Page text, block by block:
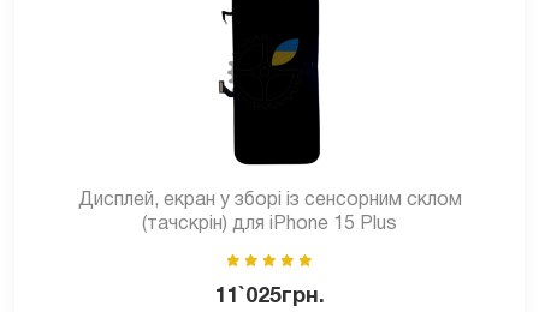
Дисплей, екран у зборі із сенсорним склом
(тачскрін) для iPhone 15 Plus
11`025грн.